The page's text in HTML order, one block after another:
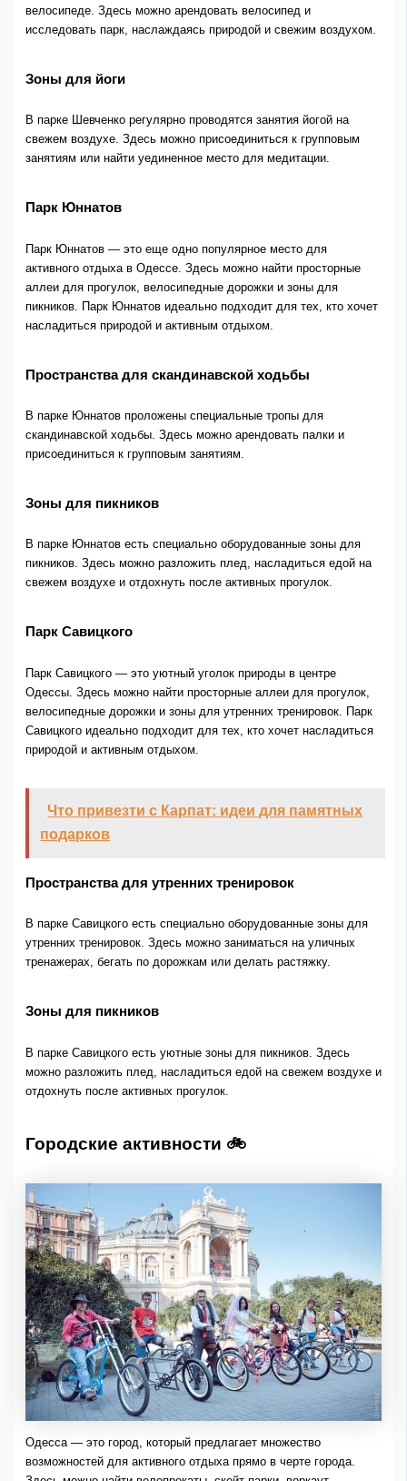
велосипеде. Здесь можно арендовать велосипед и
исследовать парк, наслаждаясь природой и свежим воздухом.
Зоны для йоги
В парке Шевченко регулярно проводятся занятия йогой на
свежем воздухе. Здесь можно присоединиться к групповым
занятиям или найти уединенное место для медитации.
Парк Юннатов
Парк Юннатов — это еще одно популярное место для
активного отдыха в Одессе. Здесь можно найти просторные
аллеи для прогулок, велосипедные дорожки и зоны для
пикников. Парк Юннатов идеально подходит для тех, кто хочет
насладиться природой и активным отдыхом.
Пространства для скандинавской ходьбы
В парке Юннатов проложены специальные тропы для
скандинавской ходьбы. Здесь можно арендовать палки и
присоединиться к групповым занятиям.
Зоны для пикников
В парке Юннатов есть специально оборудованные зоны для
пикников. Здесь можно разложить плед, насладиться едой на
свежем воздухе и отдохнуть после активных прогулок.
Парк Савицкого
Парк Савицкого — это уютный уголок природы в центре
Одессы. Здесь можно найти просторные аллеи для прогулок,
велосипедные дорожки и зоны для утренних тренировок. Парк
Савицкого идеально подходит для тех, кто хочет насладиться
природой и активным отдыхом.
Что привезти с Карпат: идеи для памятных
подарков
Пространства для утренних тренировок
В парке Савицкого есть специально оборудованные зоны для
утренних тренировок. Здесь можно заниматься на уличных
тренажерах, бегать по дорожкам или делать растяжку.
Зоны для пикников
В парке Савицкого есть уютные зоны для пикников. Здесь
можно разложить плед, насладиться едой на свежем воздухе и
отдохнуть после активных прогулок.
Городские активности 🚲
Одесса — это город, который предлагает множество
возможностей для активного отдыха прямо в черте города.